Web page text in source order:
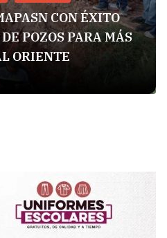
CON ÉXITO
POZOS PARA MÁS
ORIENTE